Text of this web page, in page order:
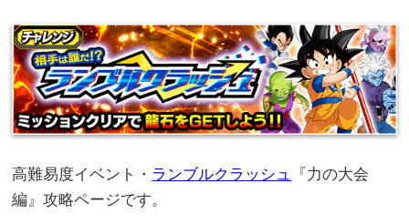
高難易度イベント・ ランブルクラッシュ
『力の大会
編』攻略ページです。